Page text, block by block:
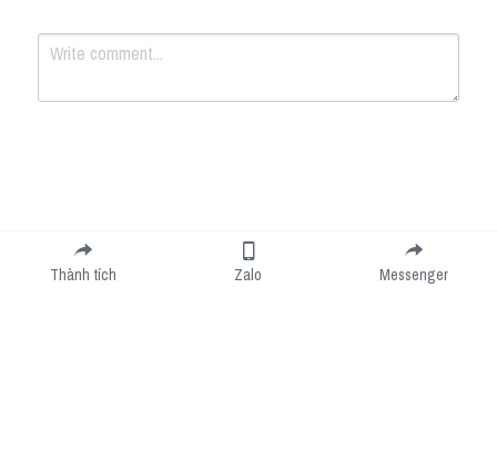
Submit
Thành tích Zalo Messenger